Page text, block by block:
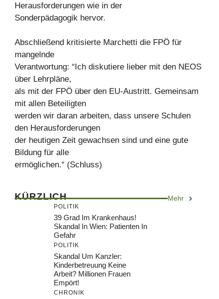
Herausforderungen wie in der
Sonderpädagogik hervor.
Abschließend kritisierte Marchetti die FPÖ für
mangelnde
Verantwortung: “Ich diskutiere lieber mit den NEOS
über Lehrpläne,
als mit der FPÖ über den EU-Austritt. Gemeinsam
mit allen Beteiligten
werden wir daran arbeiten, dass unsere Schulen
den Herausforderungen
der heutigen Zeit gewachsen sind und eine gute
Bildung für alle
ermöglichen.“ (Schluss)
KÜRZLICH Mehr
POLITIK
39 Grad Im Krankenhaus!
Skandal In Wien: Patienten In
Gefahr
POLITIK
Skandal Um Kanzler:
Kinderbetreuung Keine
Arbeit? Millionen Frauen
Empört!
CHRONIK